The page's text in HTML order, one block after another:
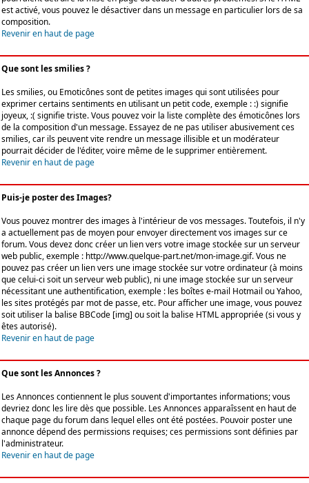
est activé, vous pouvez le désactiver dans un message en particulier lors de sa
composition.
Revenir en haut de page
Que sont les smilies ?
Les smilies, ou Emoticônes sont de petites images qui sont utilisées pour
exprimer certains sentiments en utilisant un petit code, exemple : :) signifie
joyeux, :( signifie triste. Vous pouvez voir la liste complète des émoticônes lors
de la composition d'un message. Essayez de ne pas utiliser abusivement ces
smilies, car ils peuvent vite rendre un message illisible et un modérateur
pourrait décider de l'éditer, voire même de le supprimer entièrement.
Revenir en haut de page
Puis-je poster des Images?
Vous pouvez montrer des images à l'intérieur de vos messages. Toutefois, il n'y
a actuellement pas de moyen pour envoyer directement vos images sur ce
forum. Vous devez donc créer un lien vers votre image stockée sur un serveur
web public, exemple : http://www.quelque-part.net/mon-image.gif. Vous ne
pouvez pas créer un lien vers une image stockée sur votre ordinateur (à moins
que celui-ci soit un serveur web public), ni une image stockée sur un serveur
nécessitant une authentification, exemple : les boîtes e-mail Hotmail ou Yahoo,
les sites protégés par mot de passe, etc. Pour afficher une image, vous pouvez
soit utiliser la balise BBCode [img] ou soit la balise HTML appropriée (si vous y
êtes autorisé).
Revenir en haut de page
Que sont les Annonces ?
Les Annonces contiennent le plus souvent d'importantes informations; vous
devriez donc les lire dès que possible. Les Annonces apparaîssent en haut de
chaque page du forum dans lequel elles ont été postées. Pouvoir poster une
annonce dépend des permissions requises; ces permissions sont définies par
l'administrateur.
Revenir en haut de page